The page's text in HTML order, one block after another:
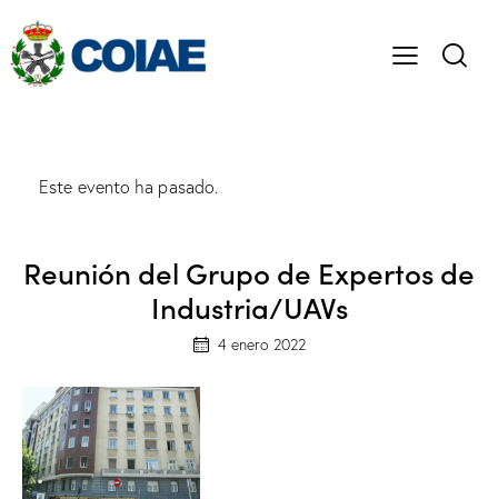
Este evento ha pasado.
Reunión del Grupo de Expertos de
Industria/UAVs
4 enero 2022